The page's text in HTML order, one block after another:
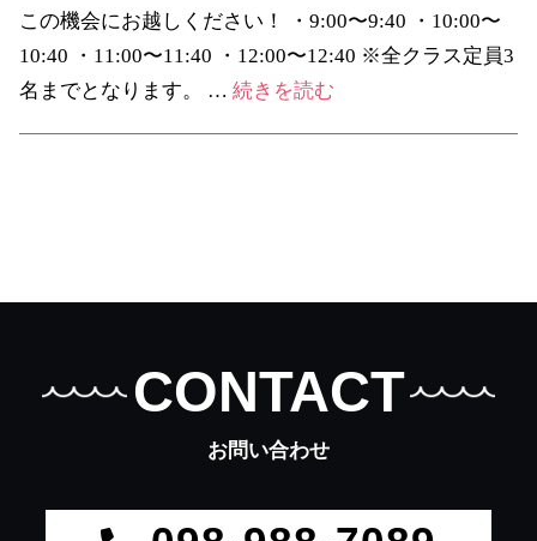
この機会にお越しください！ ・9:00〜9:40 ・10:00〜
10:40 ・11:00〜11:40 ・12:00〜12:40 ※全クラス定員3
名までとなります。 …続きを読む
月
催
中！！
CONTACT
お問い合わせ